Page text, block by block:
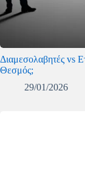
Διαμεσολαβητές vs
Θεσμός;
29/01/2026